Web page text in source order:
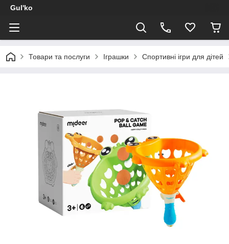
Gul'ko
Товари та послуги Іграшки Спортивні ігри для дітей